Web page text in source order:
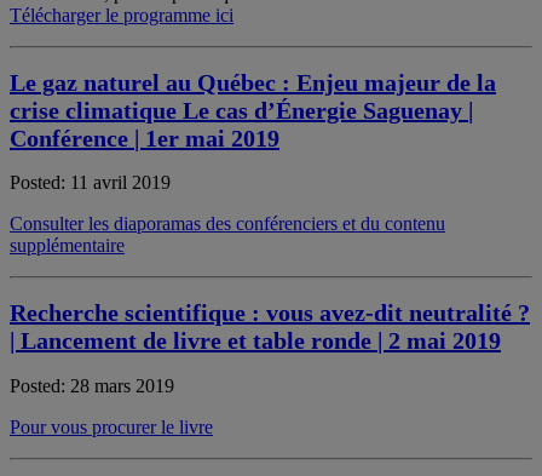
Télécharger le programme ici
Le gaz naturel au Québec : Enjeu majeur de la
crise climatique Le cas d’Énergie Saguenay |
Conférence | 1er mai 2019
Posted: 11 avril 2019
Consulter les diaporamas des conférenciers et du contenu
supplémentaire
Recherche scientifique : vous avez-dit neutralité ?
| Lancement de livre et table ronde | 2 mai 2019
Posted: 28 mars 2019
Pour vous procurer le livre